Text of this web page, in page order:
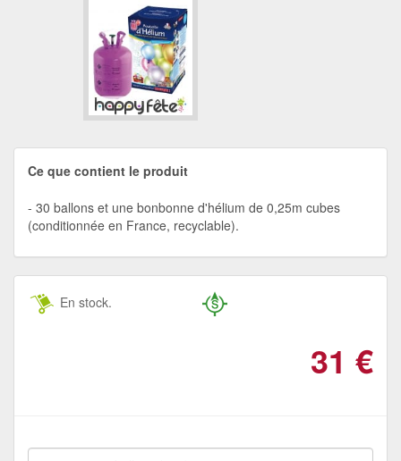
Ce que contient le produit
30 ballons et une bonbonne d'hélium de 0,25m cubes
(conditionnée en France, recyclable).
En stock.
31 €